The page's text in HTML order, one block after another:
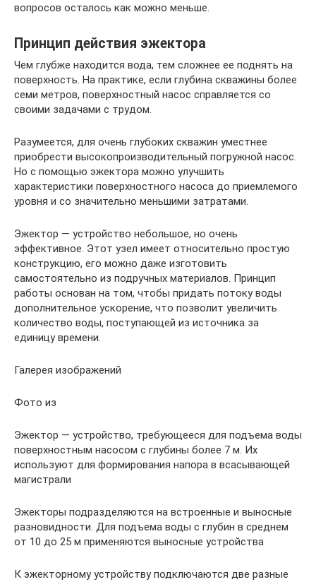
вопросов осталось как можно меньше.
Принцип действия эжектора
Чем глубже находится вода, тем сложнее ее поднять на
поверхность. На практике, если глубина скважины более
семи метров, поверхностный насос справляется со
своими задачами с трудом.
Разумеется, для очень глубоких скважин уместнее
приобрести высокопроизводительный погружной насос.
Но с помощью эжектора можно улучшить
характеристики поверхностного насоса до приемлемого
уровня и со значительно меньшими затратами.
Эжектор — устройство небольшое, но очень
эффективное. Этот узел имеет относительно простую
конструкцию, его можно даже изготовить
самостоятельно из подручных материалов. Принцип
работы основан на том, чтобы придать потоку воды
дополнительное ускорение, что позволит увеличить
количество воды, поступающей из источника за
единицу времени.
Галерея изображений
Фото из
Эжектор — устройство, требующееся для подъема воды
поверхностным насосом с глубины более 7 м. Их
используют для формирования напора в всасывающей
магистрали
Эжекторы подразделяются на встроенные и выносные
разновидности. Для подъема воды с глубин в среднем
от 10 до 25 м применяются выносные устройства
К эжекторному устройству подключаются две разные